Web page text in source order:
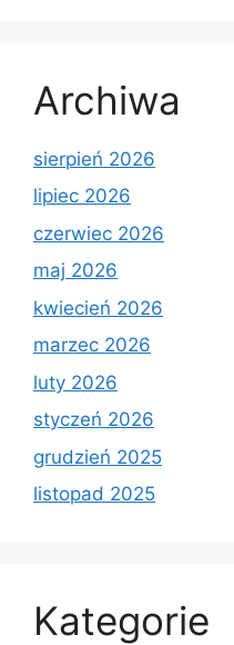
Archiwa
sierpień 2026
lipiec 2026
czerwiec 2026
maj 2026
kwiecień 2026
marzec 2026
luty 2026
styczeń 2026
grudzień 2025
listopad 2025
Kategorie